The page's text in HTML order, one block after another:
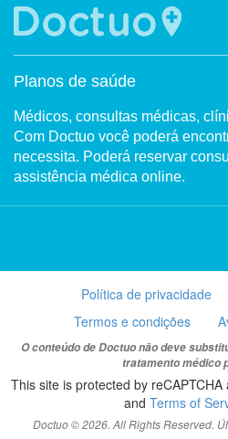
Planos de saúde
Médicos, consultas médicas,
Com Doctuo você poderá
necessita. Poderá reservar
assistência médica online.
Política de privacidade
Termos e condições
O conteúdo de Doctuo não deve
tratamento médico
This site is protected by
and Terms of
Doctuo © 2026. All Rights Reserved.